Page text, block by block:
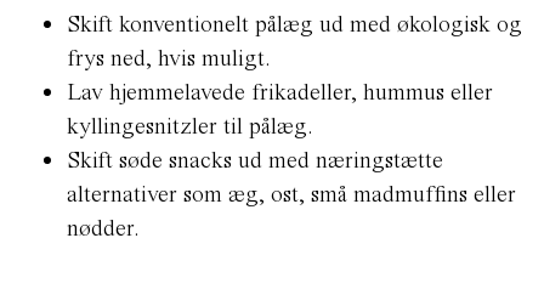
Skift konventionelt pålæg ud med økologisk og
frys ned, hvis muligt.
Lav hjemmelavede frikadeller, hummus eller
kyllingesnitzler til pålæg.
Skift søde snacks ud med næringstætte
alternativer som æg, ost, små madmuffins eller
nødder.